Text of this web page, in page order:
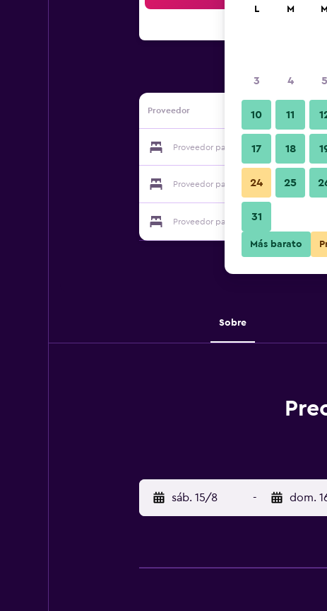
Proveedor
Proveedor para Riad Kalinka Lotus
Proveedor para Riad Kalinka Lotus
Proveedor para Riad Kalinka Lotus
Sobre
sáb. 15/8 - dom.
L M M
3 4 5
10 11
17 18
24 25
31
Más barato